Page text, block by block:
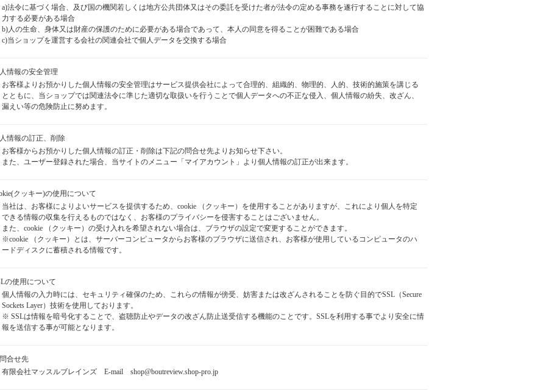
a)法令に基づく場合、及び国の機関若しくは地方公共団体又はその委託を受けた者が法令の定める事務を遂行することに対して協
力する必要がある場合
b)人の生命、身体又は財産の保護のために必要がある場合であって、本人の同意を得ることが困難である場合
c)当ショップを運営する会社の関連会社で個人データを交換する場合
情報の安全管理
お客様よりお預かりした個人情報の安全管理はサービス提供会社によって合理的、組織的、物理的、人的、技術的施策を講じる
とともに、当ショップでは関連法令に準じた適切な取扱いを行うことで個人データへの不正な侵入、個人情報の紛失、改ざん、
漏えい等の危険防止に努めます。
情報の訂正、削除
お客様からお預かりした個人情報の訂正・削除は下記の問合せ先よりお知らせ下さい。
また、ユーザー登録された場合、当サイトのメニュー「マイアカウント」より個人情報の訂正が出来ます。
クッキー)の使用について
当社は、お客様によりよいサービスを提供するため、cookie （クッキー）を使用することがありますが、これにより個人を特定
できる情報の収集を行えるものではなく、お客様のプライバシーを侵害することはございません。
また、cookie （クッキー）の受け入れを希望されない場合は、ブラウザの設定で変更することができます。
※cookie （クッキー）とは、サーバーコンピュータからお客様のブラウザに送信され、お客様が使用しているコンピュータのハ
ードディスクに蓄積される情報です。
の使用について
個人情報の入力時には、セキュリティ確保のため、これらの情報が傍受、妨害または改ざんされることを防ぐ目的でSSL（Secure
Sockets Layer）技術を使用しております。
※ SSLは情報を暗号化することで、盗聴防止やデータの改ざん防止送受信する機能のことです。SSLを利用する事でより安全に情
報を送信する事が可能となります。
合せ先
有限会社マッスルブレインズ E-mail shop@boutreview.shop-pro.jp